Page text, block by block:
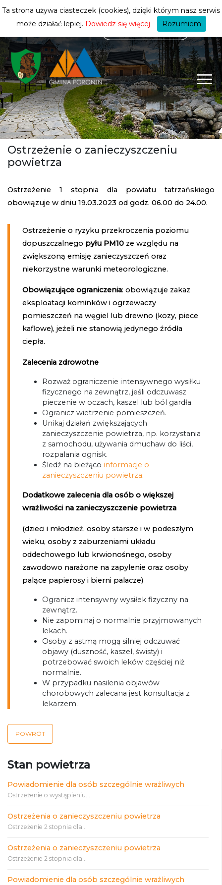
mieszkańca
Stan powietrza
Powiadomienie dla osób szczególnie wrażliwych
Ostrzeżenie o wystąpieniu...
Ostrzeżenia o zanieczyszczeniu powietrza
Ostrzeżenie 2 stopnia dla...
Ostrzeżenia o zanieczyszczeniu powietrza
Ostrzeżenie 2 stopnia dla...
Powiadomienie dla osób szczególnie wrażliwych
Ostrzeżenie o zanieczyszczeniu
powietrza
Ostrzeżenie 1 stopnia dla powiatu tatrzańskiego
obowiązuje w dniu 19.03.2023 od godz. 06.00 do 24.00.
Ostrzeżenie o ryzyku przekroczenia poziomu
dopuszczalnego pyłu PM10ze względu na
zwiększoną emisję zanieczyszczeń oraz
niekorzystne warunki meteorologiczne.
Obowiązujące ograniczenia: obowiązuje zakaz
eksploatacji kominków i ogrzewaczy
pomieszczeń na węgiel lub drewno (kozy, piece
kaflowe), jeżeli nie stanowią jedynego źródła
ciepła.
Zalecenia zdrowotne
Rozważ ograniczenie intensywnego wysiłku
fizycznego na zewnątrz, jeśli odczuwasz
pieczenie w oczach, kaszel lub ból gardła.
Ogranicz wietrzenie pomieszczeń.
Unikaj działań zwiększających
zanieczyszczenie powietrza, np. korzystania
z samochodu, używania dmuchaw do liści,
rozpalania ognisk.
Śledź na bieżąco informacje o
zanieczyszczeniu powietrza.
Dodatkowe zalecenia dla osób o większej
wrażliwości na zanieczyszczenie powietrza
(dzieci i młodzież, osoby starsze i w podeszłym
wieku, osoby z zaburzeniami układu
oddechowego lub krwionośnego, osoby
zawodowo narażone na zapylenie oraz osoby
palące papierosy i bierni palacze)
Ogranicz intensywny wysiłek fizyczny na
zewnątrz.
Nie zapominaj o normalnie przyjmowanych
lekach.
Osoby z astmą mogą silniej odczuwać
objawy (duszność, kaszel, świsty) i
potrzebować swoich leków częściej niż
normalnie.
W przypadku nasilenia objawów
chorobowych zalecana jest konsultacja z
lekarzem.
POWRÓT
Ta strona używa ciasteczek (cookies), dzięki którym nasz serwis
może działać lepiej. Dowiedz się więcej Rozumiem